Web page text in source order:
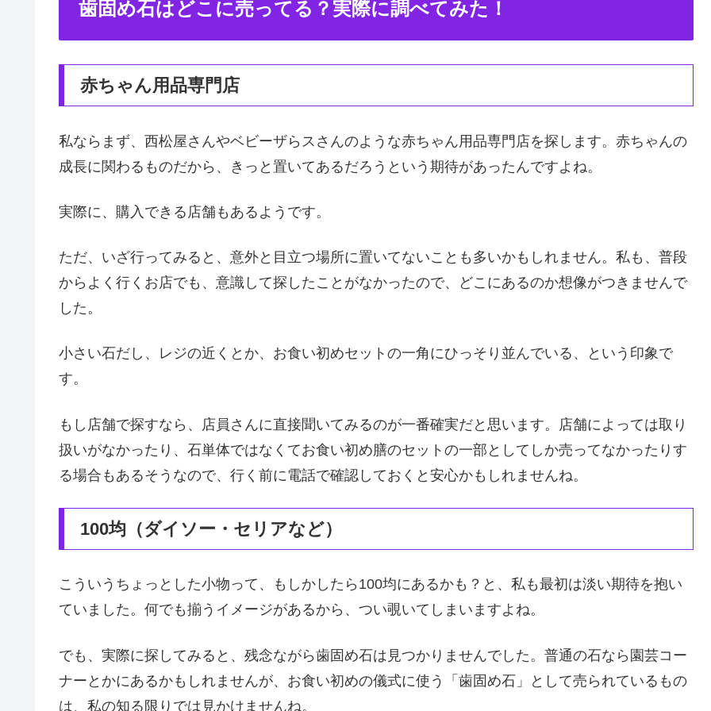
歯固め石はどこに売ってる？実際に調べてみた！
赤ちゃん用品専門店
私ならまず、西松屋さんやベビーザらスさんのような赤ちゃん用品専門店を探します。赤ちゃんの
成長に関わるものだから、きっと置いてあるだろうという期待があったんですよね。
実際に、購入できる店舗もあるようです。
ただ、いざ行ってみると、意外と目立つ場所に置いてないことも多いかもしれません。私も、普段
からよく行くお店でも、意識して探したことがなかったので、どこにあるのか想像がつきませんで
した。
小さい石だし、レジの近くとか、お食い初めセットの一角にひっそり並んでいる、という印象で
す。
もし店舗で探すなら、店員さんに直接聞いてみるのが一番確実だと思います。店舗によっては取り
扱いがなかったり、石単体ではなくてお食い初め膳のセットの一部としてしか売ってなかったりす
る場合もあるそうなので、行く前に電話で確認しておくと安心かもしれませんね。
100均（ダイソー・セリアなど）
こういうちょっとした小物って、もしかしたら100均にあるかも？と、私も最初は淡い期待を抱い
ていました。何でも揃うイメージがあるから、つい覗いてしまいますよね。
でも、実際に探してみると、残念ながら歯固め石は見つかりませんでした。普通の石なら園芸コー
ナーとかにあるかもしれませんが、お食い初めの儀式に使う「歯固め石」として売られているもの
は、私の知る限りでは見かけませんね。